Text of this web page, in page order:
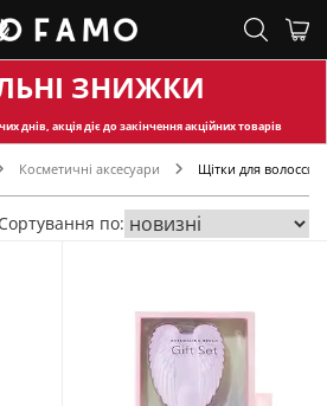
ЗНИЖКИ
днів, акція діє до закінчення акційних товарів
Косметичні аксесуари Щітки для волосся
Сортування по: